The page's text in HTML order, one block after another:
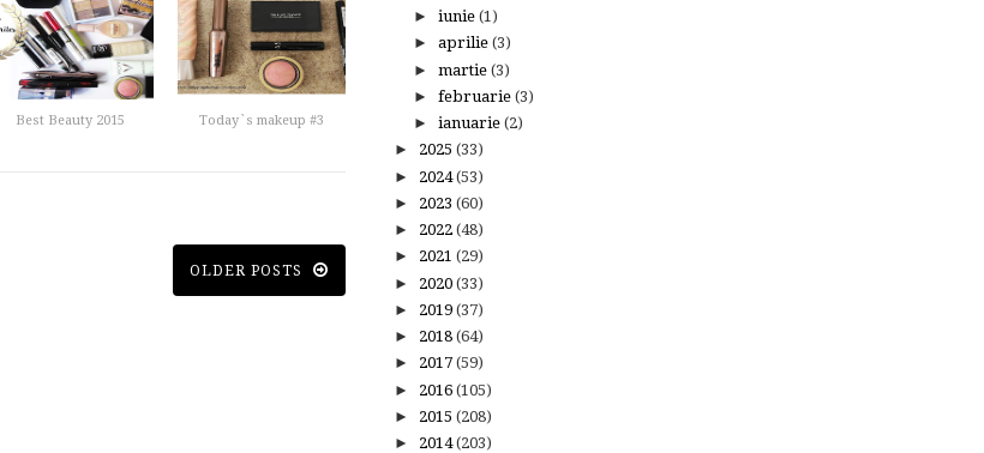
Best Beauty 2015 Today`s makeup #3
OLDER POSTS
► iunie (1)
► aprilie (3)
► martie (3)
► februarie (3)
► ianuarie (2)
► 2025 (33)
► 2024(53)
► 2023 (60)
► 2022 (48)
► 2021 (29)
► 2020 (33)
► 2019 (37)
► 2018 (64)
► 2017 (59)
► 2016 (105)
► 2015 (208)
► 2014(203)